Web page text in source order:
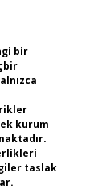
bir
kurum
taslak